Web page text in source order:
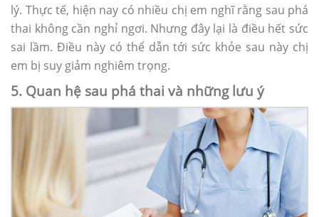
lý. Thực tế, hiện nay có nhiều chị em nghĩ rằng sau phá
thai không cần nghỉ ngơi. Nhưng đây lại là điều hết sức
sai lầm. Điều này có thể dẫn tới sức khỏe sau này chị
em bị suy giảm nghiêm trọng.
5. Quan hệ sau phá thai và những lưu ý